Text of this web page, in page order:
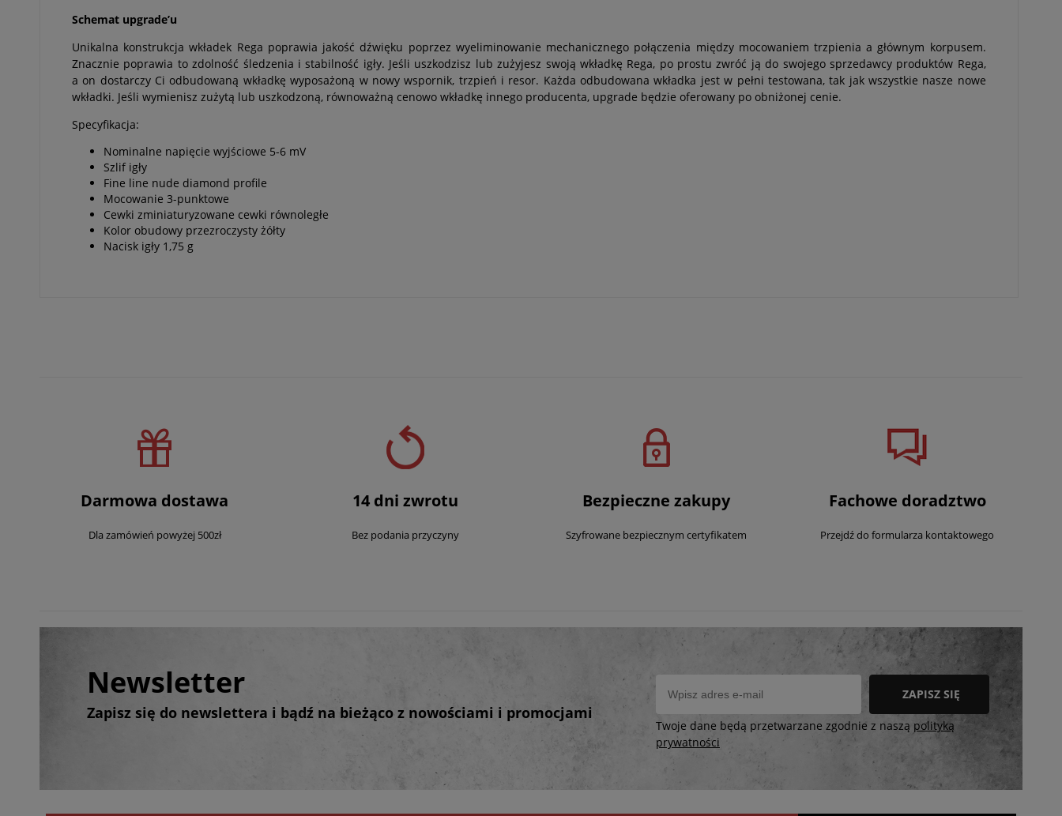
Schemat upgrade’u
Unikalna konstrukcja wkładek Rega poprawia jakość dźwięku poprzez wyeliminowanie mechanicznego połączenia między mocowaniem trzpienia a głównym korpusem.
Znacznie poprawia to zdolność śledzenia i stabilność igły. Jeśli uszkodzisz lub zużyjesz swoją wkładkę Rega, po prostu zwróć ją do swojego sprzedawcy produktów Rega,
a on dostarczy Ci odbudowaną wkładkę wyposażoną w nowy wspornik, trzpień i resor. Każda odbudowana wkładka jest w pełni testowana, tak jak wszystkie nasze nowe
wkładki. Jeśli wymienisz zużytą lub uszkodzoną, równoważną cenowo wkładkę innego producenta, upgrade będzie oferowany po obniżonej cenie.
Specyfikacja:
Nominalne napięcie wyjściowe 5-6 mV
Szlif igły
Fine line nude diamond profile
Mocowanie 3-punktowe
Cewki zminiaturyzowane cewki równoległe
Kolor obudowy przezroczysty żółty
Nacisk igły 1,75 g
Darmowa dostawa
Dla zamówień powyżej 500zł
14 dni zwrotu
Bez podania przyczyny
Bezpieczne zakupy
Szyfrowane bezpiecznym certyfikatem
Fachowe doradztwo
Przejdź do formularza kontaktowego
Newsletter
Zapisz się do newslettera i bądź na bieżąco z nowościami i promocjami
ZAPISZ SIĘ
Twoje dane będą przetwarzane zgodnie z naszą polityką
prywatności